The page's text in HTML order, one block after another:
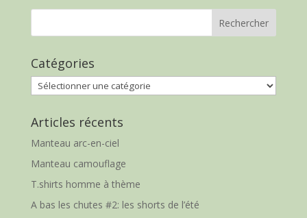
Catégories
Catégories
Articles récents
Manteau arc-en-ciel
Manteau camouflage
T.shirts homme à thème
A bas les chutes #2: les shorts de l’été